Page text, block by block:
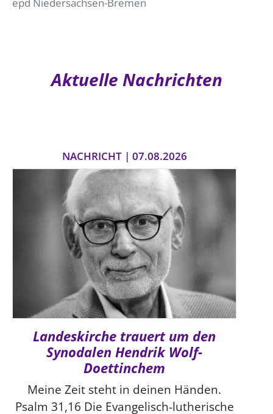
Aktuelle Nachrichten
NACHRICHT | 07.08.2026
Landeskirche trauert um den
Synodalen Hendrik Wolf-
Doettinchem
Meine Zeit steht in deinen Händen.
Psalm 31,16 Die Evangelisch-lutherische